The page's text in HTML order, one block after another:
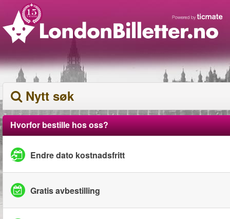
Nytt søk
Hvorfor bestille hos oss?
Endre dato kostnadsfritt
Gratis avbestilling